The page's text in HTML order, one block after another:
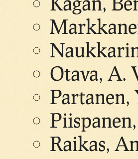
Otava, A.
Partanen,
Raikas,